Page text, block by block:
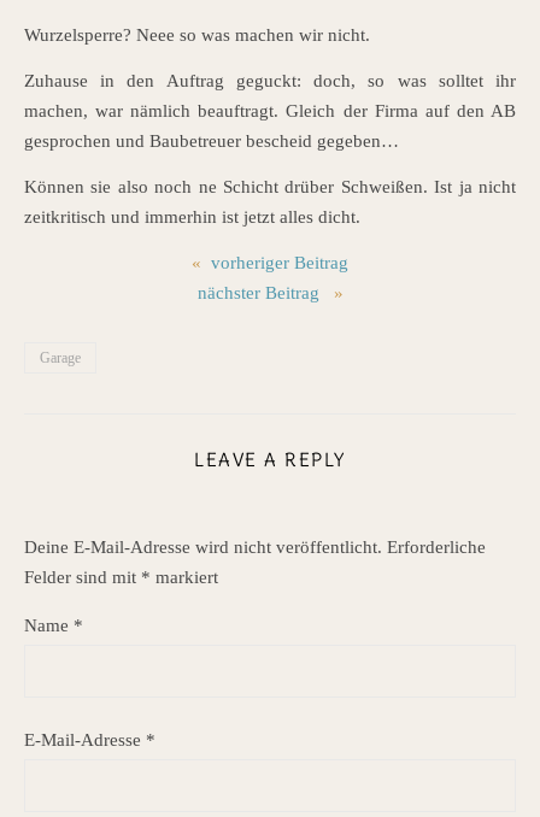
Wurzelsperre? Neee so was machen wir nicht.
Zuhause in den Auftrag geguckt: doch, so was solltet ihr
machen, war nämlich beauftragt. Gleich der Firma auf den AB
gesprochen und Baubetreuer bescheid gegeben…
Können sie also noch ne Schicht drüber Schweißen. Ist ja nicht
zeitkritisch und immerhin ist jetzt alles dicht.
« vorheriger Beitrag
nächster Beitrag
»
Garage
LEAVE A REPLY
Deine E-Mail-Adresse wird nicht veröffentlicht. Erforderliche
Felder sind mit * markiert
Name *
E-Mail-Adresse *